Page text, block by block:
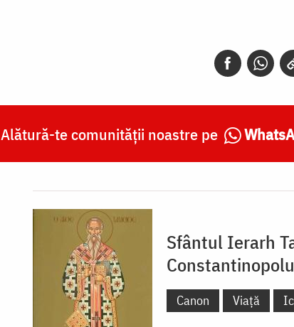
Alătură-te comunității noastre pe
Sfântul Ierarh
Canon Viață